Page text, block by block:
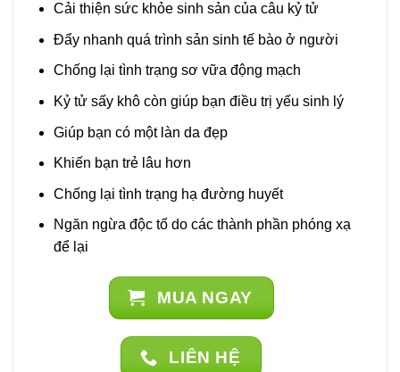
Cải thiện sức khỏe sinh sản của câu kỷ tử
Đẩy nhanh quá trình sản sinh tế bào ở người
Chống lại tình trạng sơ vữa động mạch
Kỷ tử sấy khô còn giúp bạn điều trị yếu sinh lý
Giúp bạn có một làn da đẹp
Khiến bạn trẻ lâu hơn
Chống lại tình trạng hạ đường huyết
Ngăn ngừa độc tố do các thành phần phóng xạ
để lại
MUA NGAY
LIÊN HỆ